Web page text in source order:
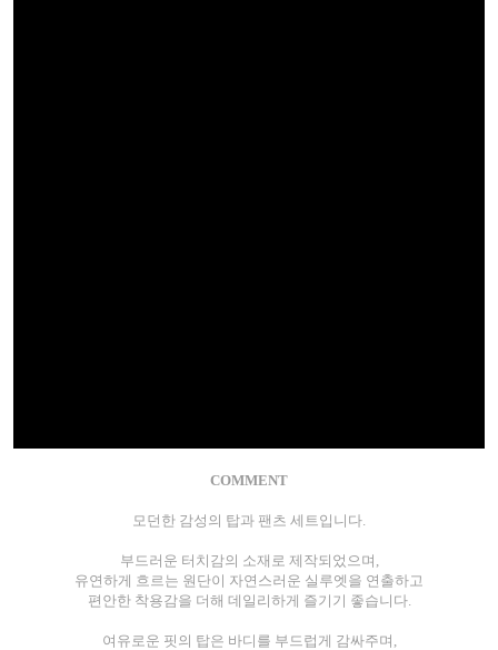
COMMENT
모던한 감성의 탑과 팬츠 세트입니다.
부드러운 터치감의 소재로 제작되었으며,
유연하게 흐르는 원단이 자연스러운 실루엣을 연출하고
편안한 착용감을 더해 데일리하게 즐기기 좋습니다.
여유로운 핏의 탑은 바디를 부드럽게 감싸주며,